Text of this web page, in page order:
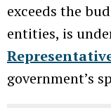
exceeds the
entities, is
government’s